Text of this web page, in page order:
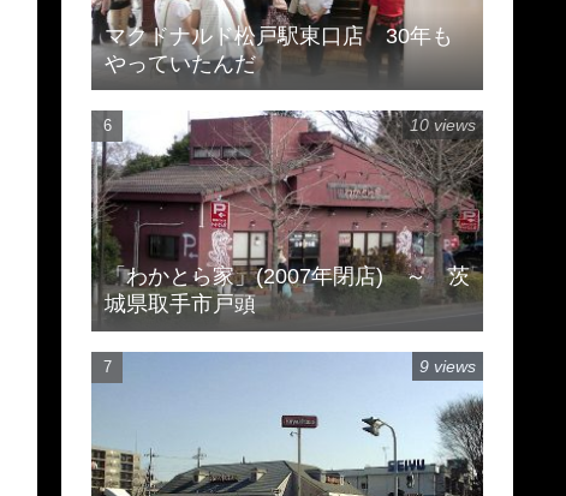
マクドナルド松戸駅東口店 30年も
やっていたんだ
「わかとら家」(2007年閉店) ～ 茨
城県取手市戸頭
10 views
9 views